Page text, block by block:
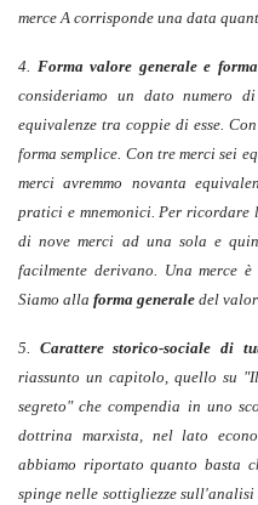
merce A corrisponde una data
4. Forma valore generale e
consideriamo un dato numero
equivalenze tra coppie di esse.
forma semplice. Con tre merci sei
merci avremmo novanta
pratici e mnemonici. Per ricordare
di nove merci ad una sola e
facilmente derivano. Una merce
Siamo alla forma generale del
5. Carattere storico-sociale di
riassunto un capitolo, quello su
segreto" che compendia in uno
dottrina marxista, nel lato
abbiamo riportato quanto basta
spinge nelle sottigliezze